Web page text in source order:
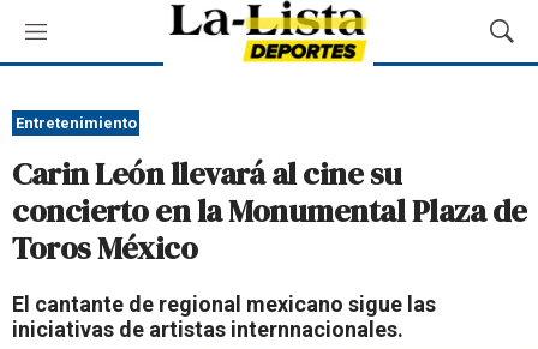
M
e
ú
M
o
r
B
Entretenimiento
Carin León llevará al cine su
concierto en la Monumental Plaza de
Toros México
El cantante de regional mexicano sigue las
iniciativas de artistas internnacionales.